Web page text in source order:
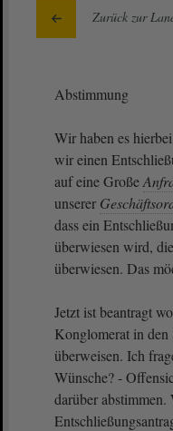
Zurück zur
Abstimmung
Wir haben es
wir einen
auf eine Große
unserer
dass ein
überwiesen wird, die
überwiesen. Das
Jetzt ist beantragt
Konglomerat in den
überweisen. Ich
Wünsche? -
darüber abstimmen.